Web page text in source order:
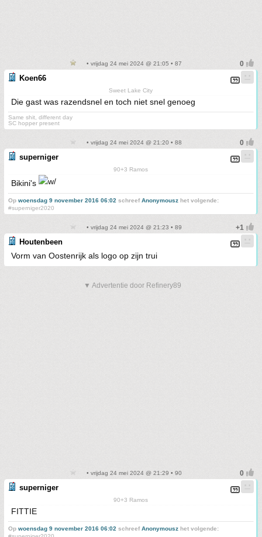
• vrijdag 24 mei 2024 @ 21:05 • 87
Koen66
Sweet Lake City
Die gast was razendsnel en toch niet snel genoeg
Same shit, different day
SC hopper present
• vrijdag 24 mei 2024 @ 21:20 • 88
superniger
90+3 Ramos
Bikini's
Op woensdag 9 november 2016 06:02 schreefAnonymousz het volgende:
#superniger2020
• vrijdag 24 mei 2024 @ 21:23 • 89
Houtenbeen
Vorm van Oostenrijk als logo op zijn trui
▼ Advertentie door Refinery89
• vrijdag 24 mei 2024 @ 21:29 • 90
superniger
90+3 Ramos
FITTIE
Op woensdag 9 november 2016 06:02 schreefAnonymousz het volgende: